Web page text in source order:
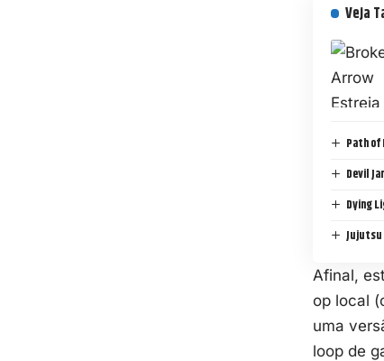
Veja
Path of
Devil
Dying
Jujutsu
Afinal,
op local
uma
loop de